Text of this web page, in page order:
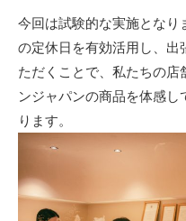
今回は試験的な実施とな
の定休日を有効活用し、出
ただくことで、私たちの
ンジャパンの商品を体感
ります。